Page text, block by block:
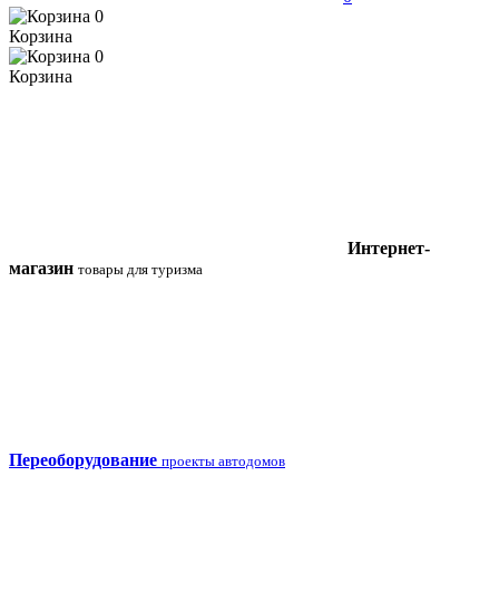
0
Корзина
0
Корзина
Интернет-
магазин товары для туризма
Переоборудование проекты автодомов